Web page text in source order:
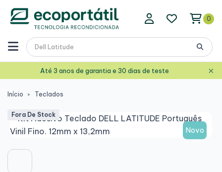
0
Até 3 anos de garantia e 30 dias de teste ×
Início Teclados
Novo
Fora De Stock